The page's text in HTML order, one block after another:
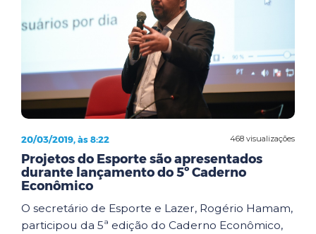
468 visualizações
20/03/2019, às 8:22
Projetos do Esporte são apresentados
durante lançamento do 5º Caderno
Econômico
O secretário de Esporte e Lazer, Rogério Hamam,
participou da 5ª edição do Caderno Econômico,